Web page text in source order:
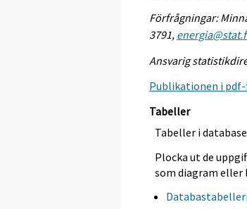
Förfrågningar:
3791,
Ansvarig
Publikationen i
Tabeller
Tabeller i
Plocka ut de
som diagram eller